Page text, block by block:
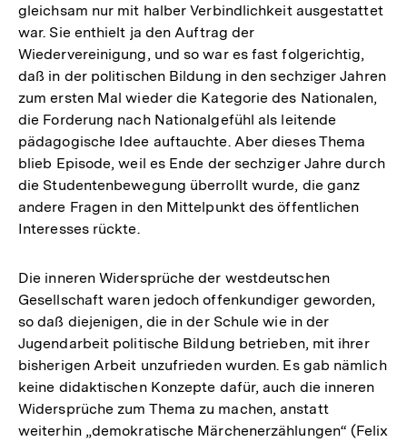
gleichsam nur mit halber Verbindlichkeit ausgestattet
war. Sie enthielt ja den Auftrag der
Wiedervereinigung, und so war es fast folgerichtig,
daß in der politischen Bildung in den sechziger Jahren
zum ersten Mal wieder die Kategorie des Nationalen,
die Forderung nach Nationalgefühl als leitende
pädagogische Idee auftauchte. Aber dieses Thema
blieb Episode, weil es Ende der sechziger Jahre durch
die Studentenbewegung überrollt wurde, die ganz
andere Fragen in den Mittelpunkt des öffentlichen
Interesses rückte.
Die inneren Widersprüche der westdeutschen
Gesellschaft waren jedoch offenkundiger geworden,
so daß diejenigen, die in der Schule wie in der
Jugendarbeit politische Bildung betrieben, mit ihrer
bisherigen Arbeit unzufrieden wurden. Es gab nämlich
keine didaktischen Konzepte dafür, auch die inneren
Widersprüche zum Thema zu machen, anstatt
weiterhin „demokratische Märchenerzählungen“ (Felix